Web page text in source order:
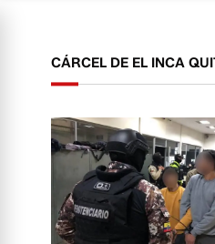
CÁRCEL DE EL INCA